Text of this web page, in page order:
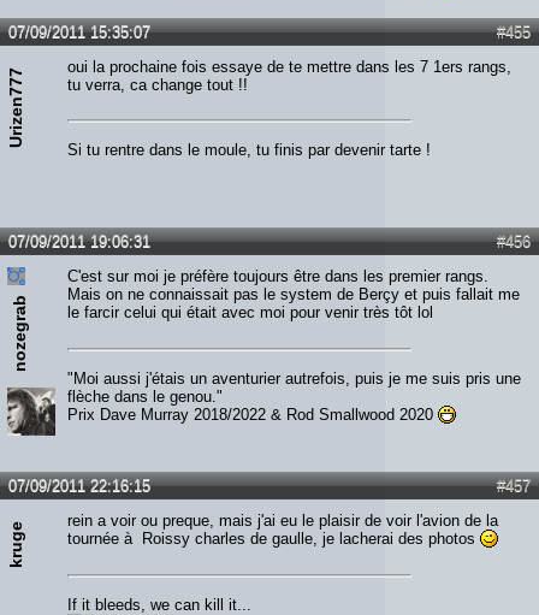
#455
07/09/2011 15:35:07
Urizen777
oui la prochaine fois essaye de te mettre dans les 7 1ers rangs,
tu verra, ca change tout !!
Si tu rentre dans le moule, tu finis par devenir tarte !
#456
07/09/2011 19:06:31
nozegrab
C'est sur moi je préfère toujours être dans les premier rangs.
Mais on ne connaissait pas le system de Berçy et puis fallait me
le farcir celui qui était avec moi pour venir très tôt lol
"Moi aussi j'étais un aventurier autrefois, puis je me suis pris une
flèche dans le genou."
Prix Dave Murray 2018/2022 & Rod Smallwood 2020
#457
07/09/2011 22:16:15
kruge
rein a voir ou preque, mais j'ai eu le plaisir de voir l'avion de la
tournée à Roissy charles de gaulle, je lacherai des photos
If it bleeds, we can kill it...